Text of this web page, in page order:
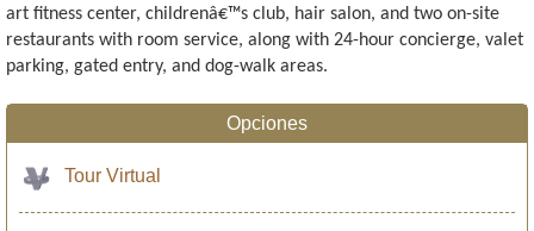
art fitness center, childrenâ€™s club, hair salon, and two on-site
restaurants with room service, along with 24-hour concierge, valet
parking, gated entry, and dog-walk areas.
Opciones
Tour Virtual